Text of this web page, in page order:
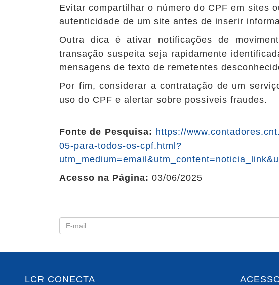
Evitar compartilhar o número do CPF em sites
autenticidade de um site antes de inserir
Outra dica é ativar notificações de
transação suspeita seja rapidamente
mensagens de texto de remetentes
Por fim, considerar a contratação de um
uso do CPF e alertar sobre possíveis fraudes.
Fonte de Pesquisa: https://
05-para-todos-os-cpf.html?
Acesso na Página: 03/06/2025
LCR CONECTA